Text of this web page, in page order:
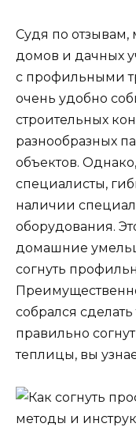
Судя по
домов и дачных
с профильными
очень удобно
строительных
разнообразных
объектов.
специалисты,
наличии
оборудования.
домашние
согнуть
Преимущественно
собрался
правильно
теплицы, вы